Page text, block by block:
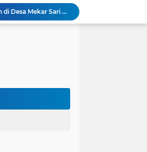
Damkar Sungai Bahar Padamkan Kebakaran Lahan di Desa Mekar Sari Makmur
Bupati Fadhil Hadiri Syukuran Selesai Tanam Padi dan Sedekah Bubur di Desa Pasar Terusan`